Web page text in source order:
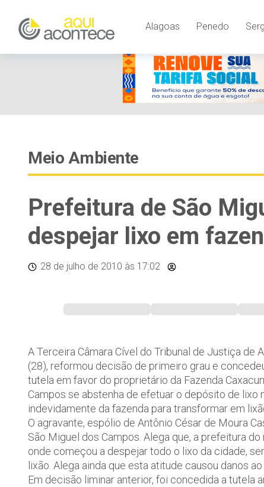
Alagoas Penedo
Meio Ambiente
Prefeitura de São
despejar lixo em
28 de julho de 2010 às 17:02
A Terceira Câmara Cível do Tribunal de Justiça de
(28), reformou decisão de primeiro grau e
tutela em favor do proprietário da Fazenda
Campos se abstenha de efetuar o depósito de
indevidamente da fazenda para transformar em
O agravante, espólio de Antônio César de Moura
São Miguel dos Campos. Alega que, a prefeitura
onde começou a despejar todo o lixo da cidade,
lixão. Alega ainda que esta atitude causou danos
Em decisão liminar anterior, foi concedida a tutela